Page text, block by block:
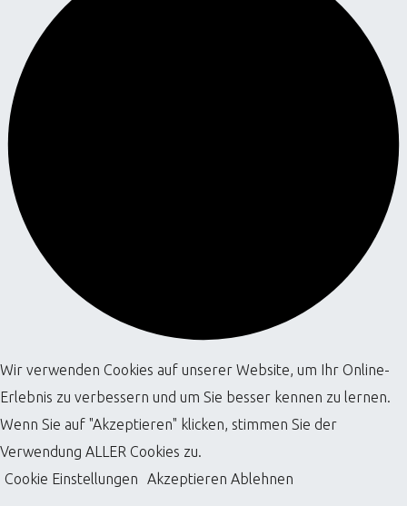
Wir verwenden Cookies auf unserer Website, um Ihr Online-
Erlebnis zu verbessern und um Sie besser kennen zu lernen.
Wenn Sie auf "Akzeptieren" klicken, stimmen Sie der
Verwendung ALLER Cookies zu.
Cookie Einstellungen
Akzeptieren Ablehnen